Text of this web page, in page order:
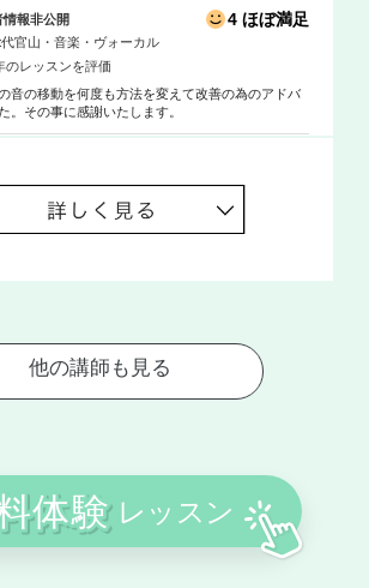
年)で東京フィルハーモニー交響楽団、『おさ
交響楽団、『日本オペラ絵巻』(06年)で東京シ
ック管弦楽団、『終わらない夏の王国』(09年)
情報非公開 4 ほぼ満足
官山・音楽・ヴォーカル
のレッスンを評価
音の移動を何度も方法を変えて改善の為のアドバ
。その事に感謝いたします。